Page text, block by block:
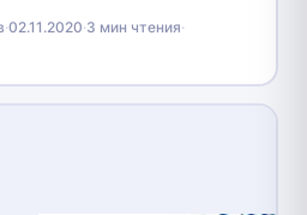
Московская
технические
·02.11.2020·3 мин чтения·